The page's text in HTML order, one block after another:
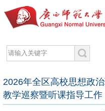
2026年全区高校思想政
教学巡察暨听课指导工作